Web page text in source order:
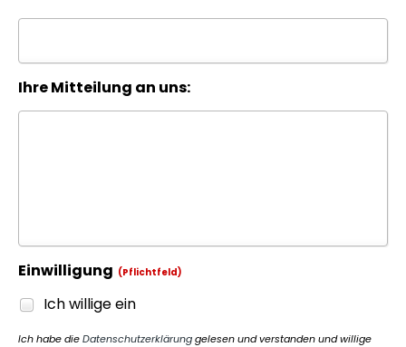
Ihre Mitteilung an uns:
Einwilligung (Pflichtfeld)
Ich willige ein
Ich habe dieDatenschutzerklärunggelesen und verstanden und willige